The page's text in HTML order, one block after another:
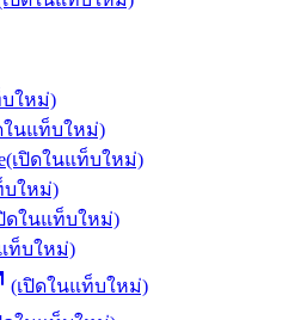
บใหม่)
ในแท็บใหม่)
(เปิดในแท็บใหม่)
บใหม่)
ดในแท็บใหม่)
ท็บใหม่)
(เปิดในแท็บใหม่)